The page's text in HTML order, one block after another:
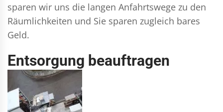
sparen wir uns die langen Anfahrtswege zu den
Räumlichkeiten und Sie sparen zugleich bares
Geld.
Entsorgung beauftragen